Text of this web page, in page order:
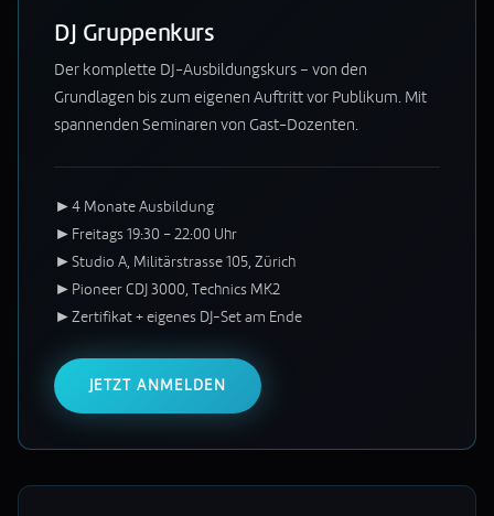
DJ Gruppenkurs
Der komplette DJ-Ausbildungskurs – von den
Grundlagen bis zum eigenen Auftritt vor Publikum. Mit
spannenden Seminaren von Gast-Dozenten.
► 4 Monate Ausbildung
► Freitags 19:30 – 22:00 Uhr
► Studio A, Militärstrasse 105, Zürich
► Pioneer CDJ 3000, Technics MK2
► Zertifikat + eigenes DJ-Set am Ende
JETZT ANMELDEN